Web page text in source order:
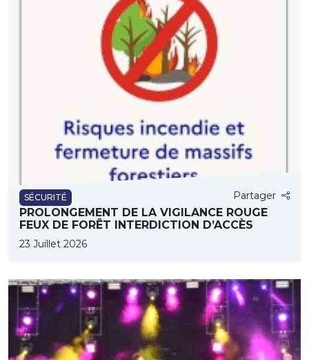
SÉCURITÉ Partager
PROLONGEMENT DE LA VIGILANCE ROUGE
FEUX DE FORÊT INTERDICTION D’ACCÈS
23 Juillet 2026